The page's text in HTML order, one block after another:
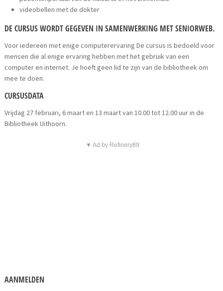
videobellen met de dokter
DE CURSUS WORDT GEGEVEN IN SAMENWERKING MET SENIORWEB.
Voor iedereen met enige computerervaring De cursus is bedoeld voor
mensen die al enige ervaring hebben met het gebruik van een
computer en internet. Je hoeft geen lid te zijn van de bibliotheek om
mee te doen.
CURSUSDATA
Vrijdag 27 februari, 6 maart en 13 maart van 10.00 tot 12.00 uur in de
Bibliotheek Uithoorn.
▼ Ad by Refinery89
AANMELDEN